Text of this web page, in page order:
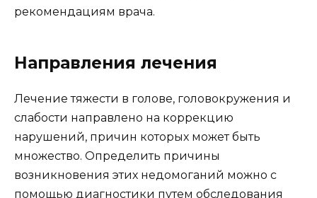
рекомендациям врача.
Направления лечения
Лечение тяжести в голове, головокружения и
слабости направлено на коррекцию
нарушений, причин которых может быть
множество. Определить причины
возникновения этих недомоганий можно с
помощью диагностики путем обследования